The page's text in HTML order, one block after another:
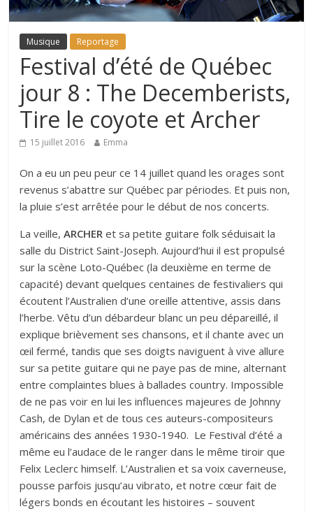
Musique Reportage
Festival d’été de Québec
jour 8 : The Decemberists,
Tire le coyote et Archer
15 juillet 2016 Emma
On a eu un peu peur ce 14 juillet quand les orages sont
revenus s’abattre sur Québec par périodes. Et puis non,
la pluie s’est arrêtée pour le début de nos concerts.
La veille,ARCHER et sa petite guitare folk séduisait la
salle du District Saint-Joseph. Aujourd’hui il est propulsé
sur la scène Loto-Québec (la deuxième en terme de
capacité) devant quelques centaines de festivaliers qui
écoutent l’Australien d’une oreille attentive, assis dans
l’herbe. Vêtu d’un débardeur blanc un peu dépareillé, il
explique brièvement ses chansons, et il chante avec un
œil fermé, tandis que ses doigts naviguent à vive allure
sur sa petite guitare qui ne paye pas de mine, alternant
entre complaintes blues à ballades country. Impossible
de ne pas voir en lui les influences majeures de Johnny
Cash, de Dylan et de tous ces auteurs-compositeurs
américains des années 1930-1940. Le Festival d’été a
même eu l’audace de le ranger dans le même tiroir que
Felix Leclerc himself. L’Australien et sa voix caverneuse,
pousse parfois jusqu’au vibrato, et notre cœur fait de
légers bonds en écoutant les histoires – souvent